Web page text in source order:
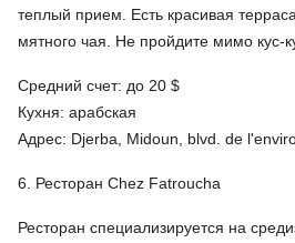
теплый прием. Есть красивая
мятного чая. Не пройдите мимо кус-
Средний счет: до 20 $
Кухня: арабская
Адрес: Djerba, Midoun, blvd. de
6. Ресторан Chez Fatroucha
Ресторан специализируется на